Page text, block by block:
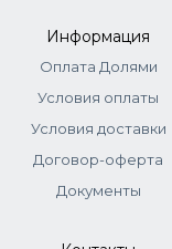
Информация
Оплата Долями
Условия оплаты
Условия доставки
Договор-оферта
Документы